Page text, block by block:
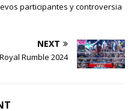
participantes y controversia
NEXT
Rumble 2024